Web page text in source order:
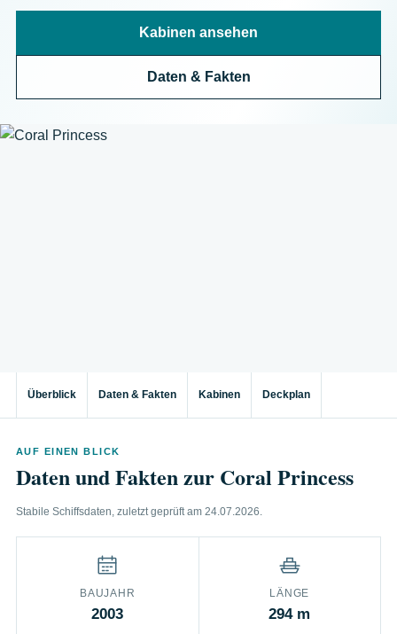
Kabinen ansehen
Daten & Fakten
Überblick Daten & Fakten Kabinen Deckplan
AUF EINEN BLICK
Daten und Fakten zur Coral Princess
Stabile Schiffsdaten, zuletzt geprüft am 24.07.2026.
BAUJAHR
2003
LÄNGE
294 m